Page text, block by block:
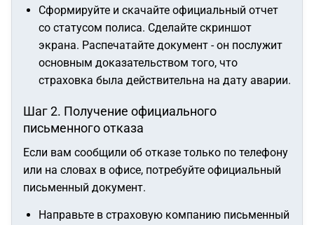
Сформируйте и скачайте официальный отчет
со статусом полиса. Сделайте скриншот
экрана. Распечатайте документ - он послужит
основным доказательством того, что
страховка была действительна на дату аварии.
Шаг 2. Получение официального
письменного отказа
Если вам сообщили об отказе только по телефону
или на словах в офисе, потребуйте официальный
письменный документ.
Направьте в страховую компанию письменный